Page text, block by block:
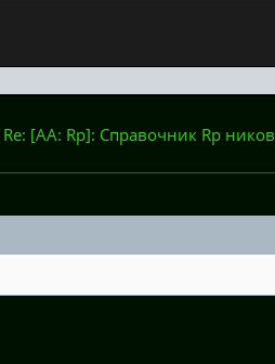
Re: [AA: Rp]: Справочник Rp ников